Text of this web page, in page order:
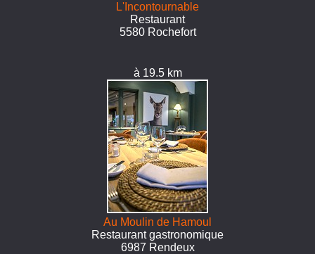
L'Incontournable
Restaurant
5580 Rochefort
à 19.5 km
Au Moulin de Hamoul
Restaurant gastronomique
6987 Rendeux